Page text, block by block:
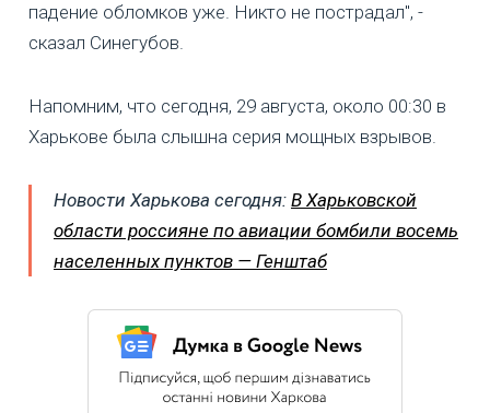
падение обломков уже. Никто не пострадал", -
сказал Синегубов.
Напомним, что сегодня, 29 августа, около 00:30 в
Харькове была слышна серия мощных взрывов.
Новости Харькова сегодня: В Харьковской
области россияне по авиации бомбили восемь
населенных пунктов — Генштаб